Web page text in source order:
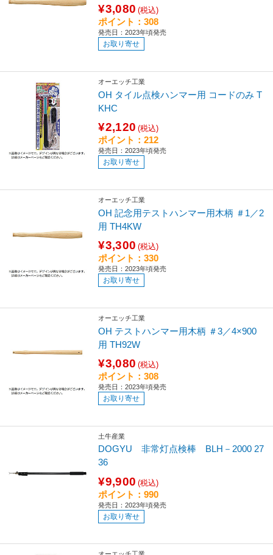
¥3,080 (税込)
ポイント：308
発売日：2023年頃発売
お取り寄せ
オーエッチ工業
OH タイル点検ハンマー用 コードのみ T
KHC
¥2,120 (税込)
ポイント：212
発売日：2023年頃発売
お取り寄せ
オーエッチ工業
OH 記念用テストハンマー用木柄 ＃1／2
用 TH4KW
¥3,300 (税込)
ポイント：330
発売日：2023年頃発売
お取り寄せ
オーエッチ工業
OH テストハンマー用木柄 ＃3／4×900
用 TH92W
¥3,080 (税込)
ポイント：308
発売日：2023年頃発売
お取り寄せ
土牛産業
DOGYU 非常灯点検棒 BLH－2000 27
36
¥9,900 (税込)
ポイント：990
発売日：2023年頃発売
お取り寄せ